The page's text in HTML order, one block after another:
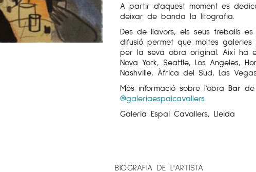
A partir d'aquest moment es
deixar de banda la litografia.
Des de llavors, els seus treballs
difusió permet que moltes
per la seva obra original. Així ha
Nova York, Seattle, Los Angeles,
Nashville, Àfrica del Sud, Las
Més informació sobre l'obraBar
@galeriaespaicavallers
Galeria Espai Cavallers, Lleida
BIOGRAFIA DE L'ARTISTA